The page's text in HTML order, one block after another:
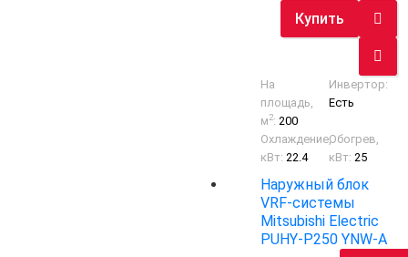
Купить
На
площадь,
м2: 200
Инвертор:
Есть
Охлаждение,
кВт: 22.4
Обогрев,
кВт: 25
Наружный блок
VRF-системы
Mitsubishi Electric
PUHY-P250 YNW-A